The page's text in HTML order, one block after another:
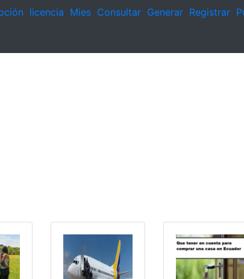
licencia Mies Consultar Generar Registrar